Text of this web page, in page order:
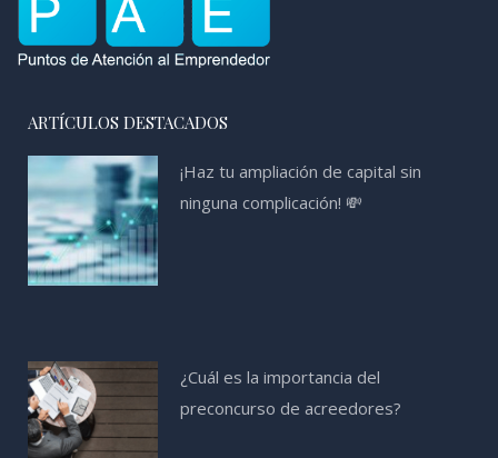
ARTÍCULOS DESTACADOS
¡Haz tu ampliación de capital sin
ninguna complicación! 💸
¿Cuál es la importancia del
preconcurso de acreedores?